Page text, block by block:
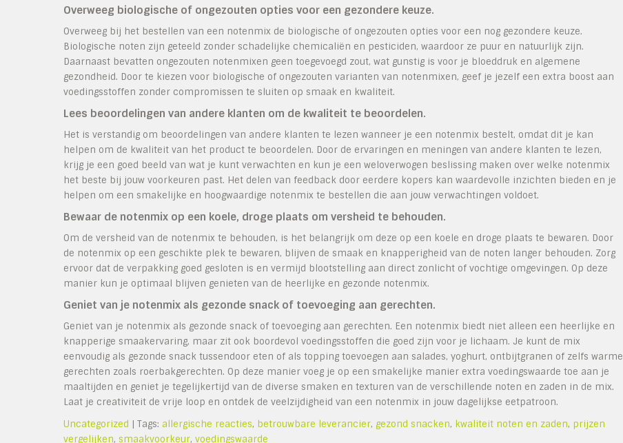
Overweeg biologische of ongezouten opties voor een gezondere keuze.
Overweeg bij het bestellen van een notenmix de biologische of ongezouten opties voor een nog gezondere keuze.
Biologische noten zijn geteeld zonder schadelijke chemicaliën en pesticiden, waardoor ze puur en natuurlijk zijn.
Daarnaast bevatten ongezouten notenmixen geen toegevoegd zout, wat gunstig is voor je bloeddruk en algemene
gezondheid. Door te kiezen voor biologische of ongezouten varianten van notenmixen, geef je jezelf een extra boost aan
voedingsstoffen zonder compromissen te sluiten op smaak en kwaliteit.
Lees beoordelingen van andere klanten om de kwaliteit te beoordelen.
Het is verstandig om beoordelingen van andere klanten te lezen wanneer je een notenmix bestelt, omdat dit je kan
helpen om de kwaliteit van het product te beoordelen. Door de ervaringen en meningen van andere klanten te lezen,
krijg je een goed beeld van wat je kunt verwachten en kun je een weloverwogen beslissing maken over welke notenmix
het beste bij jouw voorkeuren past. Het delen van feedback door eerdere kopers kan waardevolle inzichten bieden en je
helpen om een smakelijke en hoogwaardige notenmix te bestellen die aan jouw verwachtingen voldoet.
Bewaar de notenmix op een koele, droge plaats om versheid te behouden.
Om de versheid van de notenmix te behouden, is het belangrijk om deze op een koele en droge plaats te bewaren. Door
de notenmix op een geschikte plek te bewaren, blijven de smaak en knapperigheid van de noten langer behouden. Zorg
ervoor dat de verpakking goed gesloten is en vermijd blootstelling aan direct zonlicht of vochtige omgevingen. Op deze
manier kun je optimaal blijven genieten van de heerlijke en gezonde notenmix.
Geniet van je notenmix als gezonde snack of toevoeging aan gerechten.
Geniet van je notenmix als gezonde snack of toevoeging aan gerechten. Een notenmix biedt niet alleen een heerlijke en
knapperige smaakervaring, maar zit ook boordevol voedingsstoffen die goed zijn voor je lichaam. Je kunt de mix
eenvoudig als gezonde snack tussendoor eten of als topping toevoegen aan salades, yoghurt, ontbijtgranen of zelfs warme
gerechten zoals roerbakgerechten. Op deze manier voeg je op een smakelijke manier extra voedingswaarde toe aan je
maaltijden en geniet je tegelijkertijd van de diverse smaken en texturen van de verschillende noten en zaden in de mix.
Laat je creativiteit de vrije loop en ontdek de veelzijdigheid van een notenmix in jouw dagelijkse eetpatroon.
Uncategorized | Tags: allergische reacties, betrouwbare leverancier, gezond snacken, kwaliteit noten en zaden, prijzen
vergelijken, smaakvoorkeur, voedingswaarde